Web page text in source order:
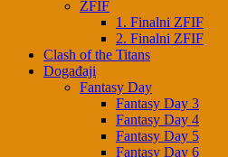
ZFIF
1. Finalni ZFIF
2. Finalni ZFIF
Clash of the Titans
Događaji
Fantasy Day
Fantasy Day 3
Fantasy Day 4
Fantasy Day 5
Fantasy Day 6